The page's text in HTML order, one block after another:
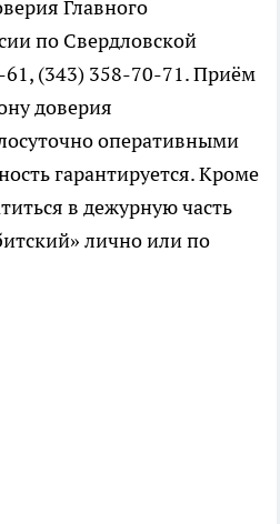
Главного
по Свердловской
61, (343) 358-70-71. Приём
доверия
оперативными
гарантируется. Кроме
в дежурную часть
лично или по